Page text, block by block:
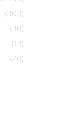
(303)
(36)
(13)
(26)